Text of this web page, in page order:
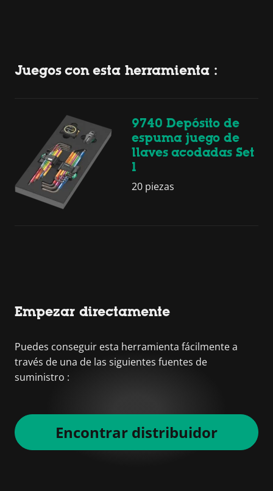
Juegos con esta herramienta :
9740 Depósito de
espuma juego de
llaves acodadas Set
1
20 piezas
Empezar directamente
Puedes conseguir esta herramienta fácilmente a
través de una de las siguientes fuentes de
suministro :
Encontrar distribuidor